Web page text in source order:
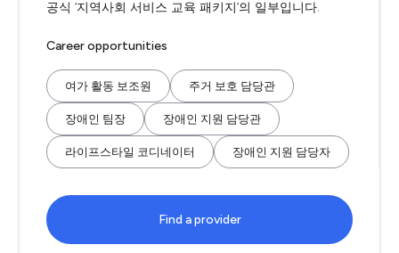
공식 ‘지역사회 서비스 교육 패키지’의 일부입니다.
Career opportunities
여가 활동 보조원 주거 보호 담당관
장애인 팀장 장애인 지원 담당관
라이프스타일 코디네이터 장애인 지원 담당자
Find a provider